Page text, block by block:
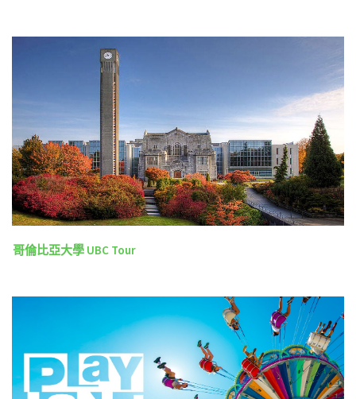
哥倫比亞大學 UBC Tour